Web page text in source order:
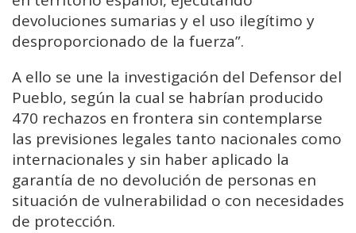
devoluciones sumarias y el uso ilegítimo y
desproporcionado de la fuerza”.
A ello se une la investigación del Defensor del
Pueblo, según la cual se habrían producido
470 rechazos en frontera sin contemplarse
las previsiones legales tanto nacionales como
internacionales y sin haber aplicado la
garantía de no devolución de personas en
situación de vulnerabilidad o con necesidades
de protección.